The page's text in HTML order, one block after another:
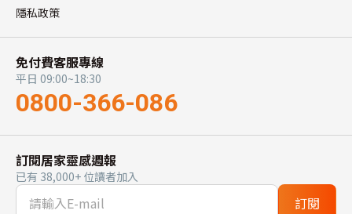
隱私政策
免付費客服專線
平日 09:00~18:30
0800-366-086
訂閱居家靈感週報
已有 38,000+ 位讀者加入
訂閱